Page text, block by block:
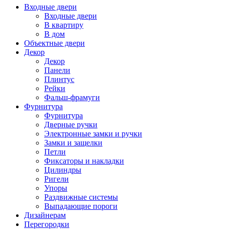
Входные двери
Входные двери
В квартиру
В дом
Объектные двери
Декор
Декор
Панели
Плинтус
Рейки
Фальш-фрамуги
Фурнитура
Фурнитура
Дверные ручки
Электронные замки и ручки
Замки и защелки
Петли
Фиксаторы и накладки
Цилиндры
Ригели
Упоры
Раздвижные системы
Выпадающие пороги
Дизайнерам
Перегородки